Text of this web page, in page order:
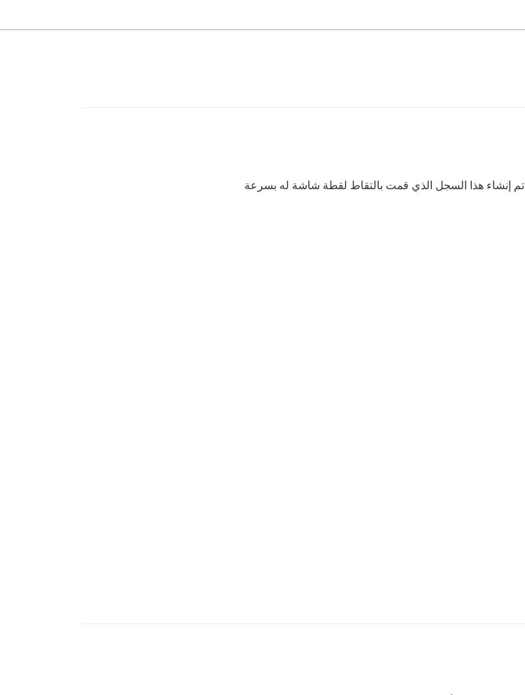
تم إنشاء هذا السجل الذي قمت بالتقاط لقطة شاشة له بسرعة